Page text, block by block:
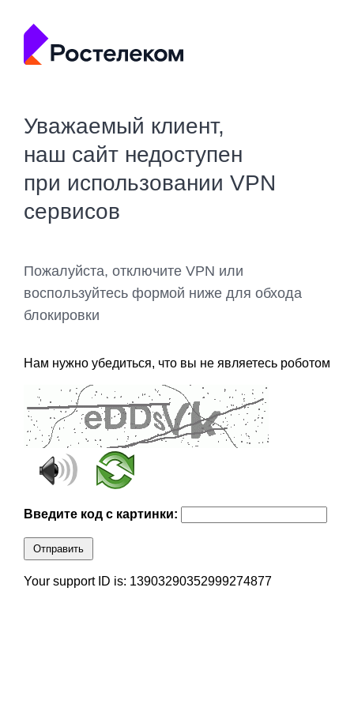
Уважаемый клиент,
наш сайт недоступен
при использовании VPN
сервисов
Пожалуйста, отключите VPN или
воспользуйтесь формой ниже для обхода
блокировки
Нам нужно убедиться, что вы не являетесь роботом
Введите код с картинки:
Отправить
Your support ID is: 13903290352999274877